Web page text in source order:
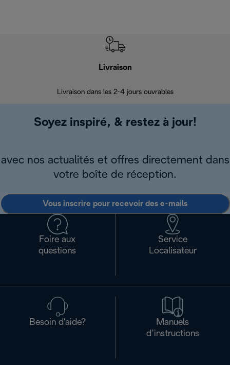
Livraison
Livraison dans les 2-4 jours ouvrables
Soyez inspiré, & restez à jour!
avec nos actualités et offres directement dans
votre boîte de réception.
Vous inscrire pour recevoir des e-mails
Foire aux
questions
Service
Localisateur
Besoin d'aide?
Manuels
d’instructions